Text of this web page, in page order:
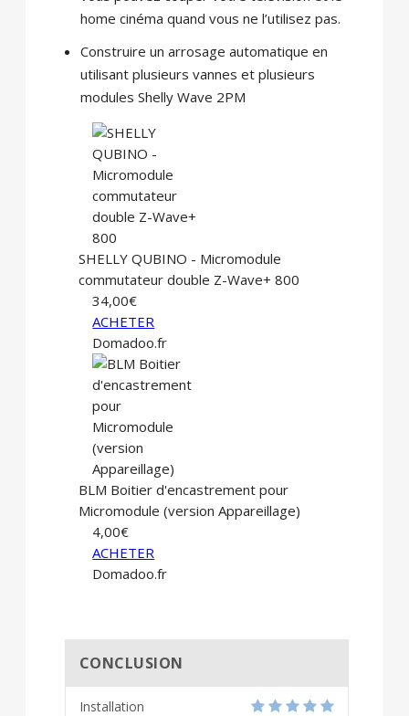
home cinéma quand vous ne l’utilisez pas.
Construire un arrosage automatique en
utilisant plusieurs vannes et plusieurs
modules Shelly Wave 2PM
SHELLY QUBINO - Micromodule
commutateur double Z-Wave+ 800
34,00€
ACHETER
Domadoo.fr
BLM Boitier d'encastrement pour
Micromodule (version Appareillage)
4,00€
ACHETER
Domadoo.fr
CONCLUSION
Installation